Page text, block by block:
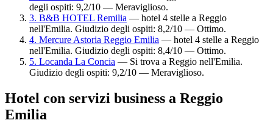
degli ospiti: 9,2/10 — Meraviglioso.
3. B&B HOTEL Remilia — hotel 4 stelle a Reggio
nell'Emilia. Giudizio degli ospiti: 8,2/10 — Ottimo.
4. Mercure Astoria Reggio Emilia — hotel 4 stelle a Reggio
nell'Emilia. Giudizio degli ospiti: 8,4/10 — Ottimo.
5. Locanda La Concia — Si trova a Reggio nell'Emilia.
Giudizio degli ospiti: 9,2/10 — Meraviglioso.
Hotel con servizi business a Reggio
Emilia